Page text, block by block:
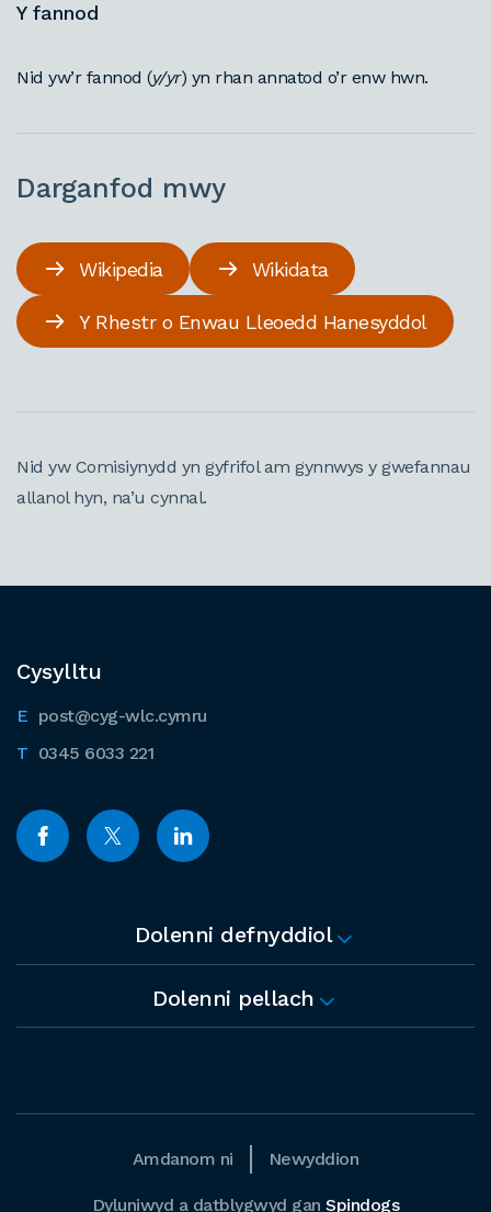
Y fannod
Nid yw’r fannod (y/yr) yn rhan annatod o’r enw hwn.
Darganfod mwy
Wikipedia Wikidata
Y Rhestr o Enwau Lleoedd Hanesyddol
Nid yw Comisiynydd yn gyfrifol am gynnwys y gwefannau
allanol hyn, na’u cynnal.
Cysylltu
post@cyg-wlc.cymru
0345 6033 221
Dolenni defnyddiol
Dolenni pellach
Amdanom ni Newyddion
Dyluniwyd a datblygwyd ganSpindogs